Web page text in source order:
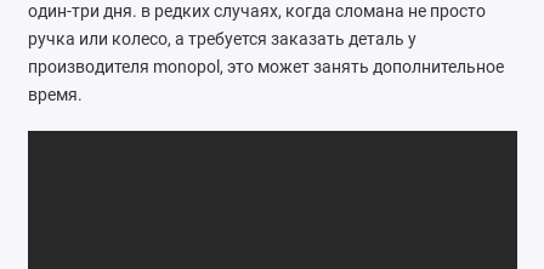
Ремонт сумок
Ремонт зонтов
Ремонт очков
один-три дня. в редких случаях, когда сломана не просто
ручка или колесо, а требуется заказать деталь у
производителя monopol, это может занять дополнительное
время.